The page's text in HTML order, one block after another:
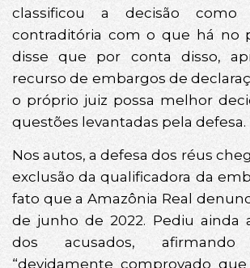
classificou a decisão como
contraditória com o que há no
disse que por conta disso,
recurso de embargos de
o próprio juiz possa melhor
questões levantadas pela defesa.
Nos autos, a defesa dos réus
exclusão da qualificadora da
fato que a Amazônia Real
de junho de 2022. Pediu ainda
dos acusados,
“devidamente comprovado